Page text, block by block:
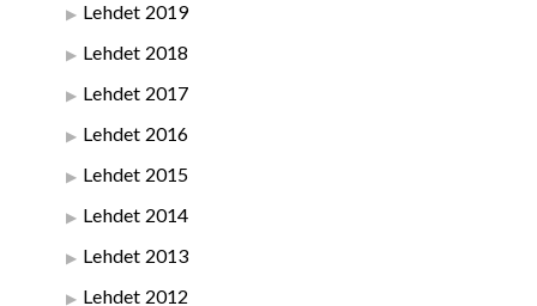
Lehdet 2019
Lehdet 2018
Lehdet 2017
Lehdet 2016
Lehdet 2015
Lehdet 2014
Lehdet 2013
Lehdet 2012